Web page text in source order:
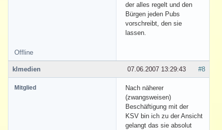
der alles regelt und den
Bürgen jeden Pubs
vorschreibt, den sie
lassen.
Offline
#8
07.06.2007 13:29:43
klmedien
Mitglied
Nach näherer
(zwangsweisen)
Beschäftigung mit der
KSV bin ich zu der Ansicht
gelangt das sie absolut